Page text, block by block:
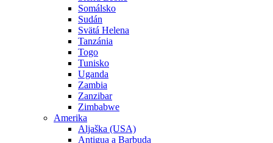
Somálsko
Sudán
Svätá Helena
Tanzánia
Togo
Tunisko
Uganda
Zambia
Zanzibar
Zimbabwe
Amerika
Aljaška (USA)
Antigua a Barbuda